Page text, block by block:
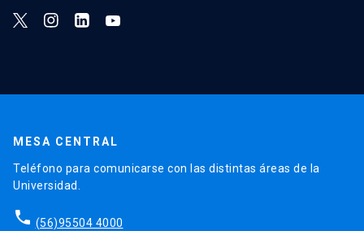
MESA CENTRAL
Teléfono para comunicarse con las distintas áreas de la
Universidad.
phone (56)95504 4000